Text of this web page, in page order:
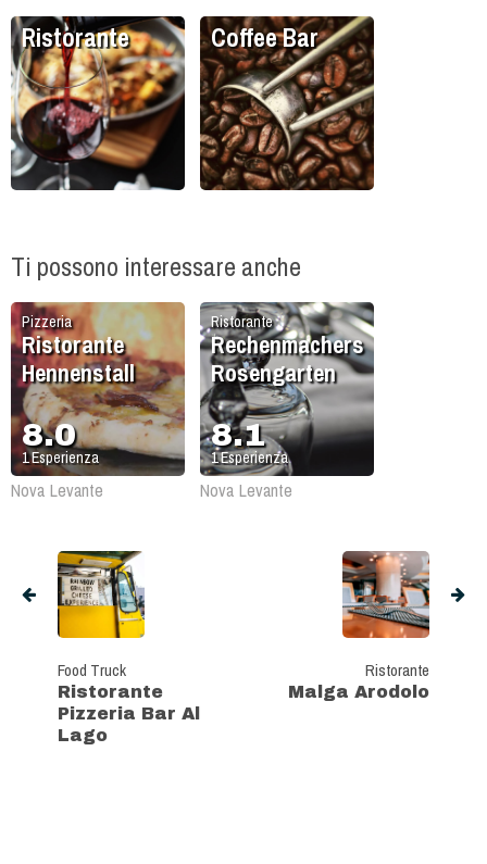
Ristorante Coffee Bar
Ti possono interessare anche
Pizzeria
Ristorante
Hennenstall
8.0
1Esperienza
Nova Levante
Ristorante
Rechenmachers
Rosengarten
8.1
1Esperienza
Nova Levante
Food Truck
Ristorante
Pizzeria Bar Al
Lago
Ristorante
Malga Arodolo